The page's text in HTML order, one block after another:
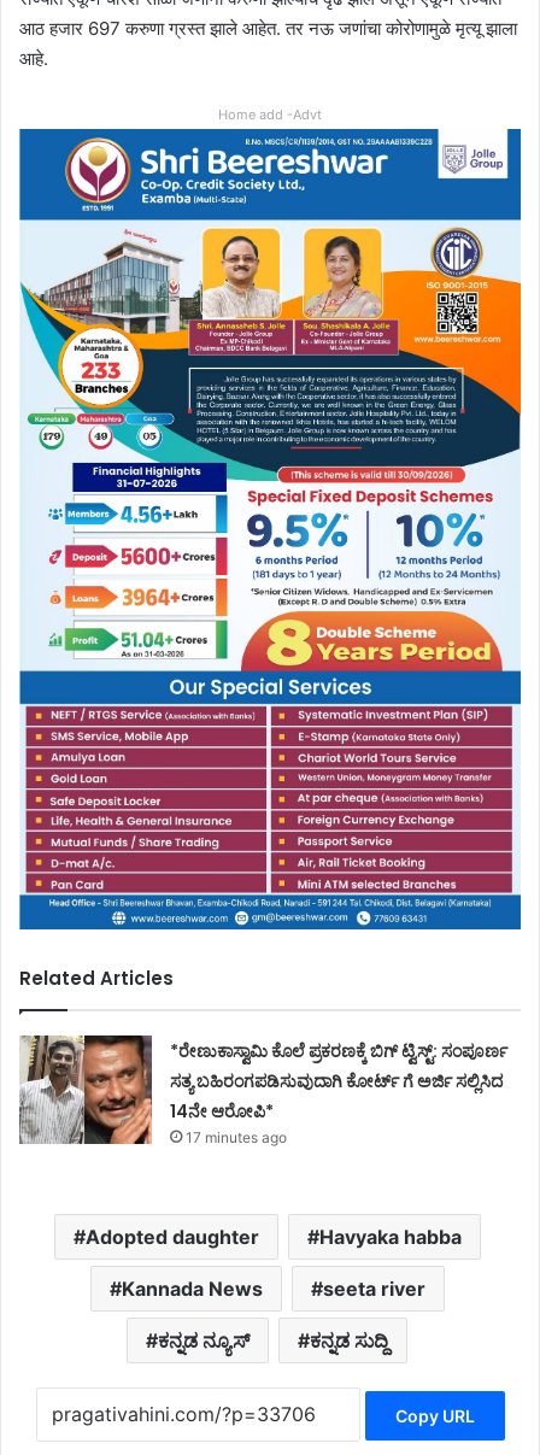
आठ हजार 697 करुणा ग्रस्त झाले आहेत. तर नऊ जणांचा कोरोणामुळे मृत्यू झाला
आहे.
Home add -Advt
Related Articles
*ರೇಣುಕಾಸ್ವಾಮಿ ಕೊಲೆ ಪ್ರಕರಣಕ್ಕೆ ಬಿಗ್ ಟ್ವಿಸ್ಟ್: ಸಂಪೂರ್ಣ
ಸತ್ಯ ಬಹಿರಂಗಪಡಿಸುವುದಾಗಿ ಕೋರ್ಟ್ ಗೆ ಅರ್ಜಿ ಸಲ್ಲಿಸಿದ
14ನೇ ಆರೋಪಿ*
17 minutes ago
Adopted daughter Havyaka habba
Kannada News seeta river
ಕನ್ನಡ ನ್ಯೂಸ್ ಕನ್ನಡ ಸುದ್ದಿ
Copy URL